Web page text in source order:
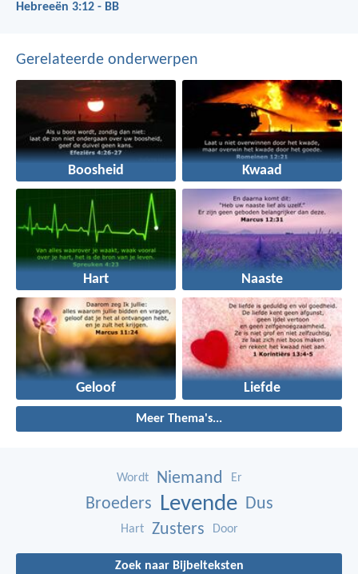
Hebreeën 3:12 - BB
Gerelateerde onderwerpen
Boosheid Kwaad
Hart Naaste
Geloof Liefde
Meer Thema's...
Wordt Niemand Er
Broeders Levende Dus
Hart Zusters Door
Zoek naar Bijbelteksten